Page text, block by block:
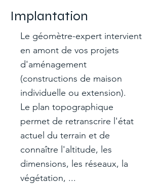
Implantation
Le géomètre-expert intervient
en amont de vos projets
d'aménagement
(constructions de maison
individuelle ou extension).
Le plan topographique
permet de retranscrire l'état
actuel du terrain et de
connaître l'altitude, les
dimensions, les réseaux, la
végétation, ...